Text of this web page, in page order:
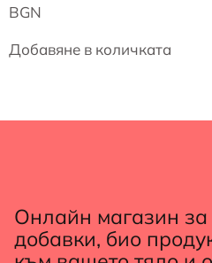
BGN
Добавяне в количката
Онлайн магазин
добавки, био